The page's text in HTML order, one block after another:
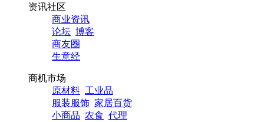
资讯社区
商业资讯
论坛 博客
商友圈
生意经
商机市场
原材料 工业品
服装服饰 家居百货
小商品 农食 代理